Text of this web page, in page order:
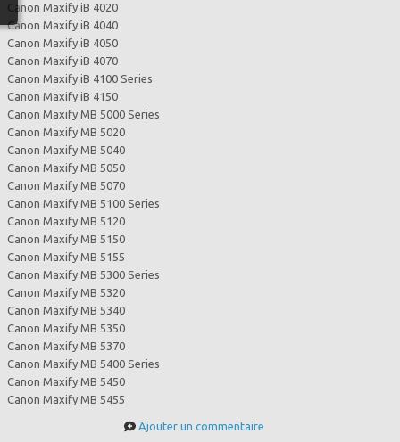
Canon Maxify iB 4020
Canon Maxify iB 4040
Canon Maxify iB 4050
Canon Maxify iB 4070
Canon Maxify iB 4100 Series
Canon Maxify iB 4150
Canon Maxify MB 5000 Series
Canon Maxify MB 5020
Canon Maxify MB 5040
Canon Maxify MB 5050
Canon Maxify MB 5070
Canon Maxify MB 5100 Series
Canon Maxify MB 5120
Canon Maxify MB 5150
Canon Maxify MB 5155
Canon Maxify MB 5300 Series
Canon Maxify MB 5320
Canon Maxify MB 5340
Canon Maxify MB 5350
Canon Maxify MB 5370
Canon Maxify MB 5400 Series
Canon Maxify MB 5450
Canon Maxify MB 5455
Ajouter un commentaire